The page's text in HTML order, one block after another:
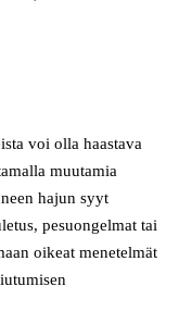
voi olla haastava
muutamia
hajun syyt
pesuongelmat tai
oikeat menetelmät